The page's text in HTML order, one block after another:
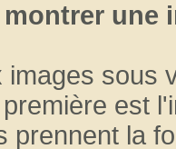
une
images sous
est
prennent la